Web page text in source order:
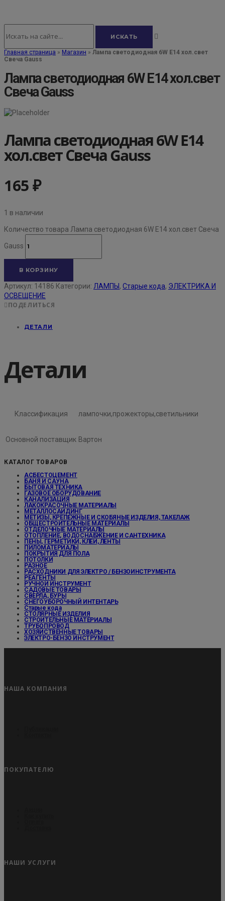
Главная страница » Магазин » Лампа светодиодная 6W E14 хол.свет
Свеча Gauss
Лампа светодиодная 6W E14 хол.свет
Свеча Gauss
Лампа светодиодная 6W E14
хол.свет Свеча Gauss
165₽
1 в наличии
Количество товара Лампа светодиодная 6W E14 хол.свет Свеча
Gauss
В КОРЗИНУ
Артикул: 14186 Категории: ЛАМПЫ , Старые кода, ЭЛЕКТРИКА И
ОСВЕЩЕНИЕ
ПОДЕЛИТЬСЯ
ДЕТАЛИ
Детали
Классификация лампочки,прожекторы,светильники
Основной поставщик Вартон
КАТАЛОГ ТОВАРОВ
АСБЕСТОЦЕМЕНТ
БАНЯ И САУНА
БЫТОВАЯ ТЕХНИКА
ГАЗОВОЕ ОБОРУДОВАНИЕ
КАНАЛИЗАЦИЯ
ЛАКОКРАСОЧНЫЕ МАТЕРИАЛЫ
МЕТАЛЛОСАЙДИНГ
МЕТИЗЫ, КРЕПЕЖНЫЕ И СКОБЯНЫЕ ИЗДЕЛИЯ, ТАКЕЛАЖ
ОБЩЕСТРОИТЕЛЬНЫЕ МАТЕРИАЛЫ
ОТДЕЛОЧНЫЕ МАТЕРИАЛЫ
ОТОПЛЕНИЕ, ВОДОСНАБЖЕНИЕ И САНТЕХНИКА
ПЕНЫ, ГЕРМЕТИКИ, КЛЕИ, ЛЕНТЫ
ПИЛОМАТЕРИАЛЫ
ПОКРЫТИЯ ДЛЯ ПОЛА
ПОТОЛКИ
РАЗНОЕ
РАСХОДНИКИ ДЛЯ ЭЛЕКТРО / БЕНЗОИНСТРУМЕНТА
РЕАГЕНТЫ
РУЧНОЙ ИНСТРУМЕНТ
САДОВЫЕ ТОВАРЫ
СВЕРЛА, БУРЫ
СНЕГОУБОРОЧНЫЙ ИНТЕНТАРЬ
Старые кода
СТОЛЯРНЫЕ ИЗДЕЛИЯ
СТРОИТЕЛЬНЫЕ МАТЕРИАЛЫ
ТРУБОПРОВОД
ХОЗЯЙСТВЕННЫЕ ТОВАРЫ
ЭЛЕКТРО-БЕНЗО ИНСТРУМЕНТ
НАША КОМПАНИЯ
ПОКУПАТЕЛЮ
НАШИ УСЛУГИ